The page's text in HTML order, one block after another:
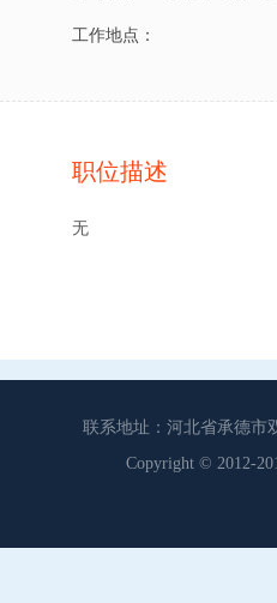
工作地点：
职位描述
无
联系地址：河北省承德市
Copyright © 2012-